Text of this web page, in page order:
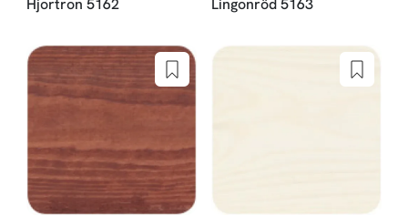
Hjortron 5162 Lingonröd 5163